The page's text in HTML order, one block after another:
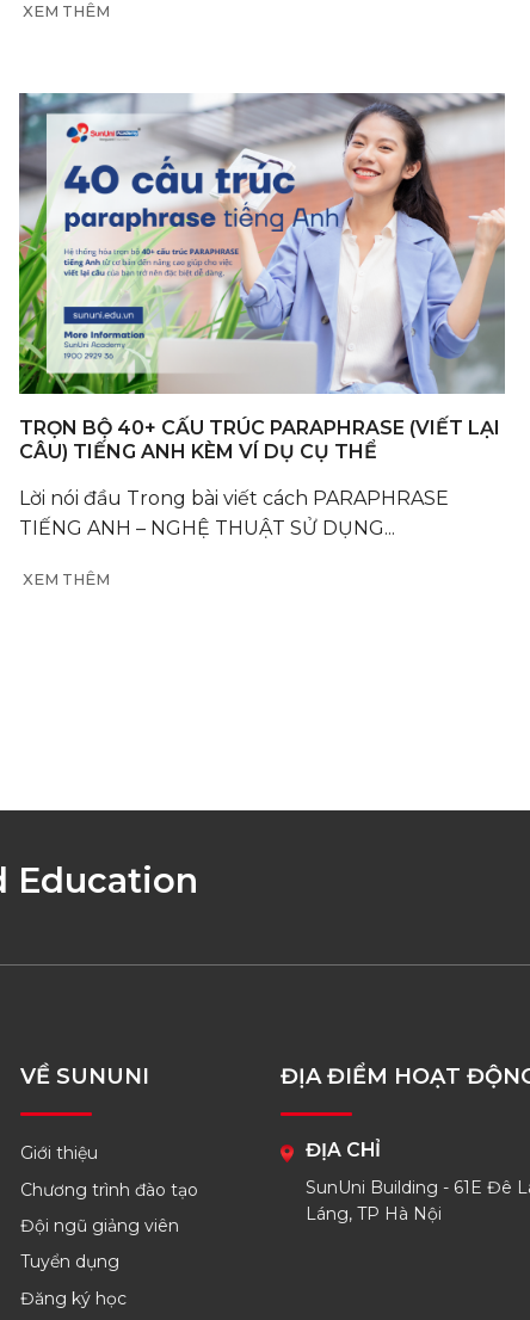
XEM THÊM
TRỌN BỘ 40+ CẤU TRÚC PARAPHRASE (VIẾT LẠI
CÂU) TIẾNG ANH KÈM VÍ DỤ CỤ THỂ
Lời nói đầu Trong bài viết cách PARAPHRASE
TIẾNG ANH – NGHỆ THUẬT SỬ DỤNG...
XEM THÊM
Education
VỀ SUNUNI
Giới thiệu
Chương trình đào tạo
Đội ngũ giảng viên
Tuyển dụng
Đăng ký học
ĐỊA ĐIỂM HOẠT
ĐỊA CHỈ
SunUni Building - 61E Đê
Láng, TP Hà Nội